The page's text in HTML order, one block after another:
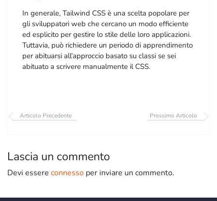
In generale, Tailwind CSS è una scelta popolare per
gli sviluppatori web che cercano un modo efficiente
ed esplicito per gestire lo stile delle loro applicazioni.
Tuttavia, può richiedere un periodo di apprendimento
per abituarsi all’approccio basato su classi se sei
abituato a scrivere manualmente il CSS.
Articolo Precedente Prossimo Articolo
Lascia un commento
Devi essere connesso per inviare un commento.